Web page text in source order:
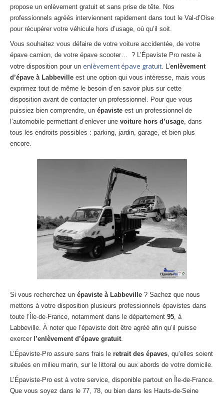
10– Aube
02– Aisne
Tous les secteurs
CENTREVHU AGRÉE
Centre agréé VHU Paris 75 : casse auto avec destruction
Centreagréé VHU 77 : casse auto avec destruction
Centreagréé VHU 78 : casse auto avec destruction
agréé VHU 92 : casse auto avec destruction
agréé VHU 93 : casse auto avec destruction
agréé VHU 94 : casse auto avec destruction
Centreagréé VHU 95 : casse auto avec destruction
DOCUMENTSÀ JOINDRE
VÉHICULES
CONTACT
01 83 64 20 40
propose un enlèvement gratuit et sans prise de tête. Nos
professionnels agréés interviennent rapidement dans tout le Val-d’Oise
pour récupérer votre véhicule hors d’usage, où qu’il soit.
Vous souhaitez vous défaire de votre voiture accidentée, de votre
épave camion, de votre épave scooter… ? L’Épaviste Pro reste à
votre disposition pour un enlèvement épave gratuit. L’enlèvement
d’épave à Labbeville est une option qui vous intéresse, mais vous
exprimez tout de même le besoin d’en savoir plus sur cette
disposition avant de contacter un professionnel. Pour que vous
puissiez bien comprendre, un épaviste est un professionnel de
l’automobile permettant d’enlever une voiture hors d’usage, dans
tous les endroits possibles : parking, jardin, garage, et bien plus
encore.
Si vous recherchez un épaviste à Labbeville ? Sachez que nous
mettons à votre disposition plusieurs professionnels épavistes dans
toute l’Île-de-France, notamment dans le département 95, à
Labbeville. À noter que l’épaviste doit être agréé afin qu’il puisse
exercer l’enlèvement d’épave gratuit.
L’Épaviste-Pro assure sans frais le retrait des épaves, qu’elles soient
situées en milieu marin, sur le littoral ou aux abords de votre domicile.
L’Épaviste-Pro est à votre service, disponible partout en Île-de-France.
Que vous soyez dans le 77, 78, ou bien dans les Hauts-de-Seine